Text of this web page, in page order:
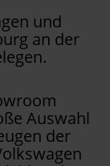
und
an der
Auswahl
der